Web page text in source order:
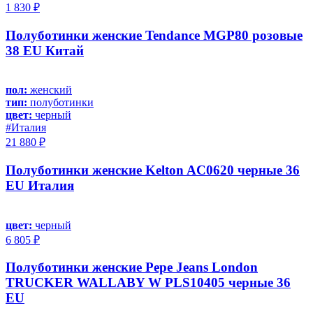
1 830 ₽
Полуботинки женские Tendance MGP80 розовые
38 EU Китай
пол: женский
тип: полуботинки
цвет: черный
#Италия
21 880 ₽
Полуботинки женские Kelton AC0620 черные 36
EU Италия
цвет: черный
6 805 ₽
Полуботинки женские Pepe Jeans London
TRUCKER WALLABY W PLS10405 черные 36
EU